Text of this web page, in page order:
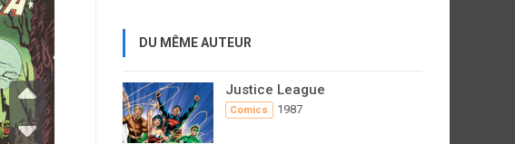
DU MÊME AUTEUR
Justice League
Comics 1987